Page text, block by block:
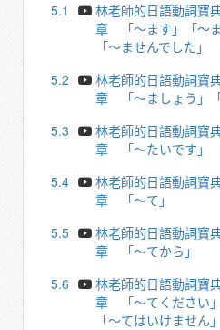
5.1
林老師的日語動詞寶
章 「～ます」「～ま
「～ませんでした」
5.2
林老師的日語動詞
章 「～ましょう」「
5.3
林老師的日語動詞
章 「～たいです」
5.4
林老師的日語動詞
章 「～て」
5.5
林老師的日語動詞
章 「～てから」
5.6
林老師的日語動詞
章 「～てください」
「～てはいけません」